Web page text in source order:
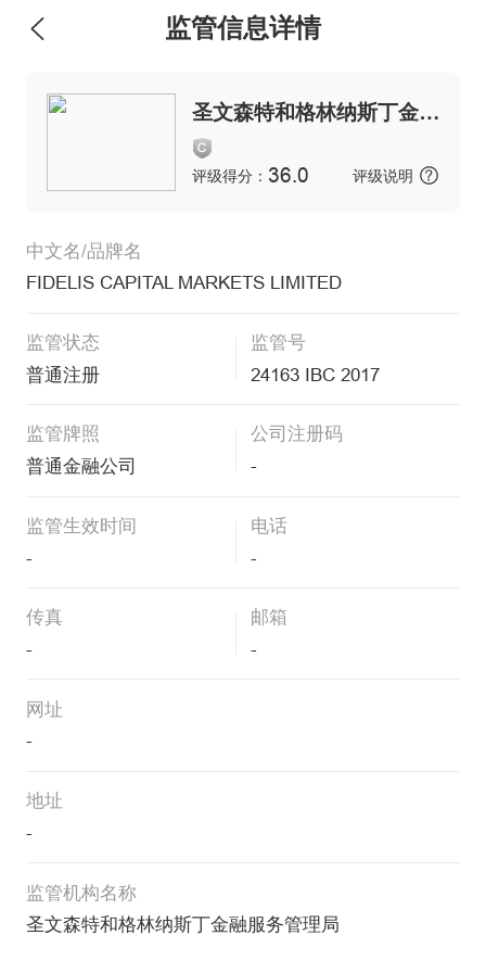
监管信息详情
圣文森特和格林纳斯丁金融服务管理局
评级得分： 36.0 评级说明
中文名/品牌名
FIDELIS CAPITAL MARKETS LIMITED
监管状态
普通注册
监管号
24163 IBC 2017
监管牌照
普通金融公司
公司注册码
-
监管生效时间
-
电话
-
传真
-
邮箱
-
网址
-
地址
-
监管机构名称
圣文森特和格林纳斯丁金融服务管理局